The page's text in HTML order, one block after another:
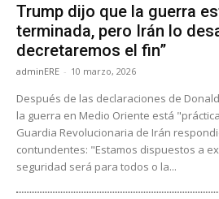
Trump dijo que la guerra
terminada, pero Irán lo
decretaremos el fin”
adminERE - 10 marzo, 2026
Después de las declaraciones de
la guerra en Medio Oriente está
Guardia Revolucionaria de Irán
contundentes: "Estamos dispuestos a
seguridad será para todos o la...